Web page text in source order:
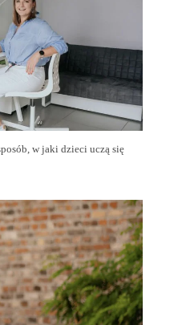
w jaki dzieci uczą się